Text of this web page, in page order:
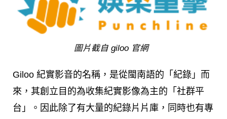
圖片截自 giloo 官網
Giloo 紀實影音的名稱，是從閩南語的「紀錄」而
來，其創立目的為收集紀實影像為主的「社群平
台」。因此除了有大量的紀錄片片庫，同時也有專